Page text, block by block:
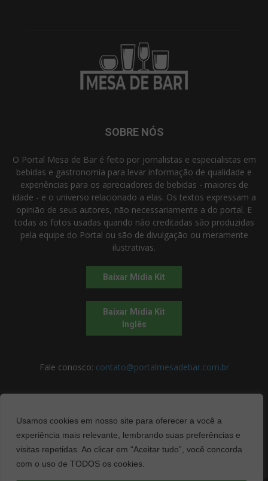
Usamos cookies em nosso site para oferecer a você a
experiência mais relevante, lembrando suas preferências e
visitas repetidas. Ao clicar em “Aceitar tudo”, você concorda
com o uso de TODOS os cookies.
SOBRE NÓS
O Portal Mesa de Bar é feito por jornalistas e especialistas em
bebidas e gastronomia para levar informação de qualidade e
experiências para os apreciadores de bebidas - maiores de
idade - e o universo relacionado a elas. Os textos expressam a
opinião de seus autores, não necessariamente a do portal. E
todas as fotos usadas quando não creditadas são produzidas
pela equipe do Portal ou são de divulgação ou meramente
ilustrativas.
Baixar Mídia Kit
Baixar Mídia Kit
Inglês
Fale conosco: contato@portalmesadebar.com.br